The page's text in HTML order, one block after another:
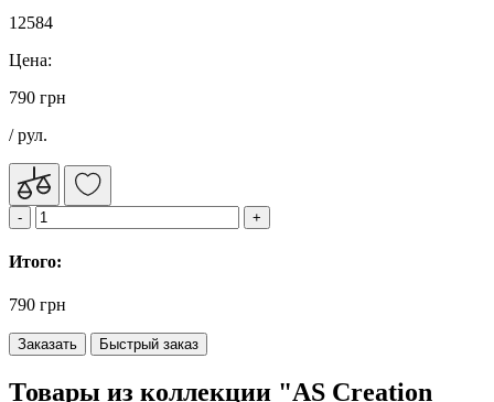
12584
Цена:
790 грн
/ рул.
Итого:
790 грн
Заказать Быстрый заказ
Товары из коллекции "AS Creation